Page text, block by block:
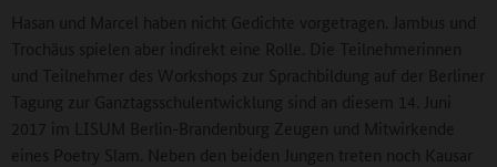
Hasan und Marcel haben nicht Gedichte vorgetragen. Jambus und
Trochäus spielen aber indirekt eine Rolle. Die Teilnehmerinnen
und Teilnehmer des Workshops zur Sprachbildung auf der Berliner
Tagung zur Ganztagsschulentwicklung sind an diesem 14. Juni
2017 im LISUM Berlin-Brandenburg Zeugen und Mitwirkende
eines Poetry Slam. Neben den beiden Jungen treten noch Kausar